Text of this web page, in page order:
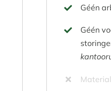
Géén
Géén